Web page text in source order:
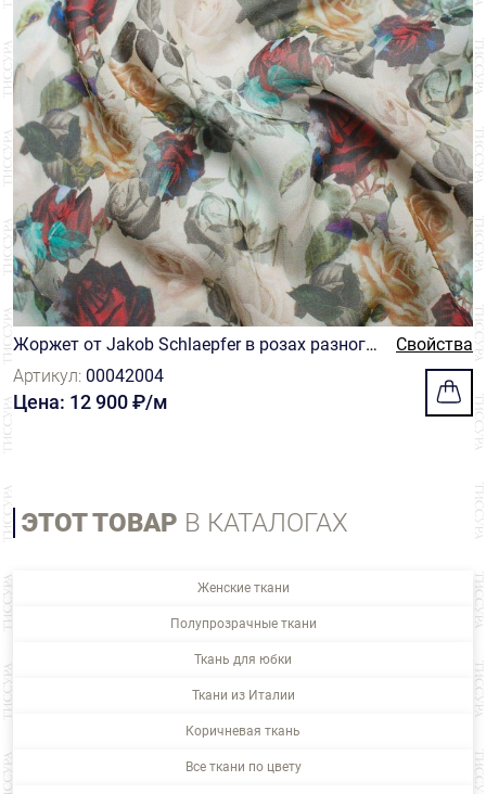
Жоржет от Jakob Schlaepfer в розах разного
размера и цвета на бежевом фоне
Свойства
Артикул: 00042004
Цена: 12 900 ₽/м
ЭТОТ ТОВАР В КАТАЛОГАХ
Женские ткани
Полупрозрачные ткани
Ткань для юбки
Ткани из Италии
Коричневая ткань
Все ткани по цвету